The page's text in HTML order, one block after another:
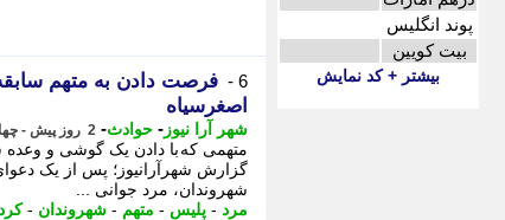
پوند انگلیس
بیت کویین
بیشتر + کد نمایش 6 -
فرصت دادن به متهم
اصغرسیاه
شهر آرا نیوز - حوادث- 2 روز پیش - چهارشنبه 14 مرداد 1405، 12:27
متهمی که با دادن یک گوشی و وعده
گزارش شهرآرانیوز؛ پس از یک
شهروندان، مرد جوانی ...
مرد - پلیس - متهم - شهروندان -